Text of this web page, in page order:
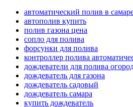
автоматический полив в
автополив купить
полив газона цена
сопло для полива
форсунки для полива
контроллер полива
дождеватели для полива
дождеватель для газона
дождеватель садовый
дождеватель самара
купить дождеватель